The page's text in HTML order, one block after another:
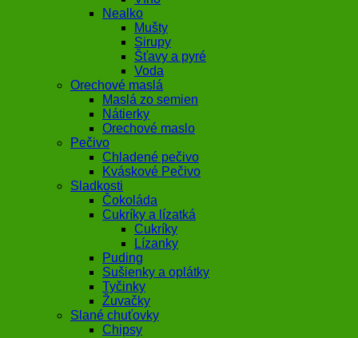
Nealko
Mušty
Sirupy
Šťavy a pyré
Voda
Orechové maslá
Maslá zo semien
Nátierky
Orechové maslo
Pečivo
Chladené pečivo
Kváskové Pečivo
Sladkosti
Čokoláda
Cukríky a lízatká
Cukríky
Lízanky
Puding
Sušienky a oplátky
Tyčinky
Žuvačky
Slané chuťovky
Chipsy